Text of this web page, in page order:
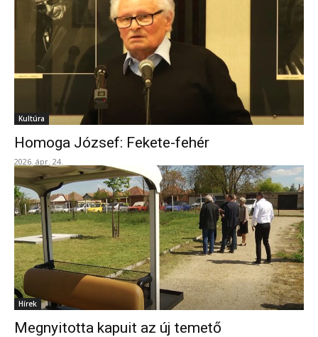
Kultúra
Homoga József: Fekete-fehér
2026. ápr. 24.
Hírek
Megnyitotta kapuit az új temető